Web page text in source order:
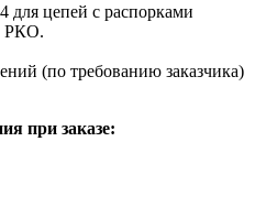
для цепей с распорками
РКО.
(по требованию заказчика)
при заказе: